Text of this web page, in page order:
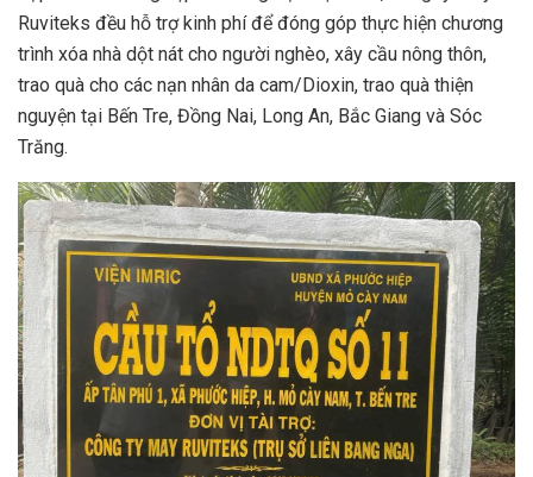
Ruviteks đều hỗ trợ kinh phí để đóng góp thực hiện chương
trình xóa nhà dột nát cho người nghèo, xây cầu nông thôn,
trao quà cho các nạn nhân da cam/Dioxin, trao quà thiện
nguyện tại Bến Tre, Đồng Nai, Long An, Bắc Giang và Sóc
Trăng.